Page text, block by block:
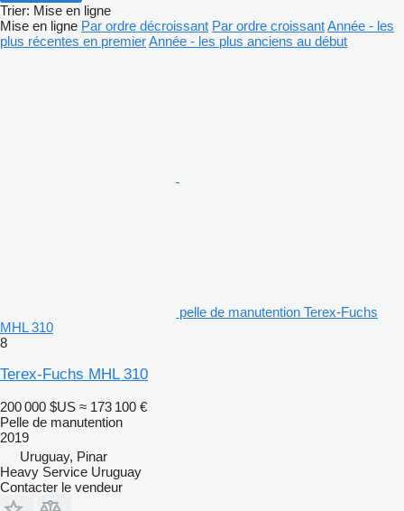
Trier: Mise en ligne
Mise en ligne Par ordre décroissant Par ordre croissantAnnée - les
plus récentes en premierAnnée - les plus anciens au début
pelle de manutention Terex-Fuchs
MHL 310
8
Terex-Fuchs MHL 310
200 000 $US ≈ 173 100 €
Pelle de manutention
2019
Uruguay, Pinar
Heavy Service Uruguay
Contacter le vendeur